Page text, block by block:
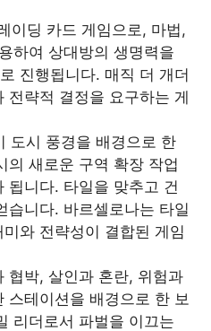
이딩 카드 게임으로, 마법,
하여 상대방의 생명력을
진행됩니다. 매직 더 개더
전략적 결정을 요구하는 게
도시 풍경을 배경으로 한
의 새로운 구역 확장 작업
됩니다. 타일을 맞추고 건
습니다. 바르셀로나는 타일
와 전략성이 결합된 게임
협박, 살인과 혼란, 위험과
스테이션을 배경으로 한 보
리더로서 파벌을 이끄는